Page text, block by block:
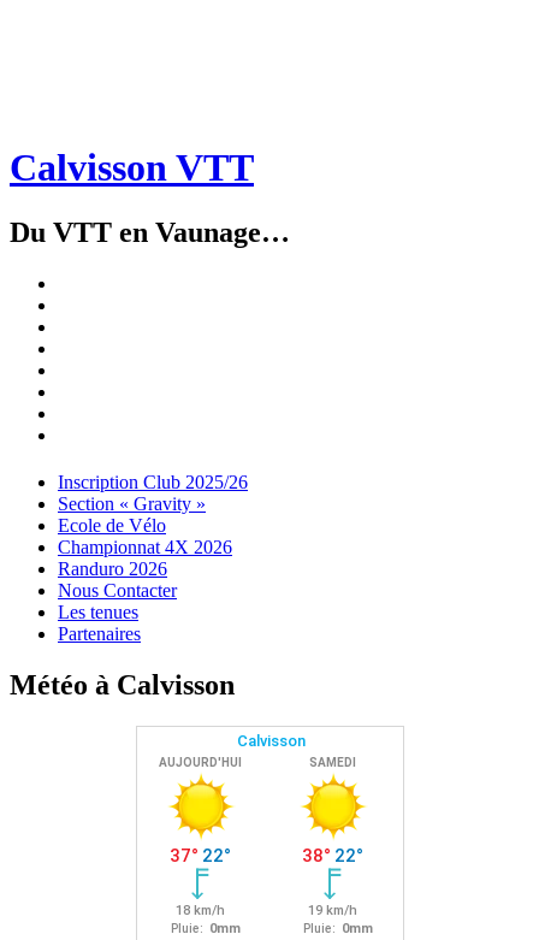
Calvisson VTT
Du VTT en Vaunage…
Menu
Widgets
Recherche
Aller
contenu
Inscription Club 2025/26
Section « Gravity »
Ecole de Vélo
Championnat 4X 2026
Randuro 2026
Nous Contacter
Les tenues
Partenaires
Météo à Calvisson